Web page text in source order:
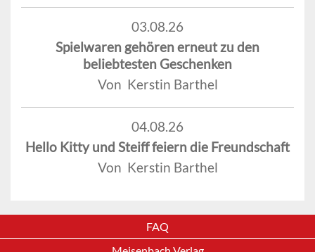
03.08.26
Spielwaren gehören erneut zu den
beliebtesten Geschenken
Von Kerstin Barthel
04.08.26
Hello Kitty und Steiff feiern die Freundschaft
Von Kerstin Barthel
FAQ